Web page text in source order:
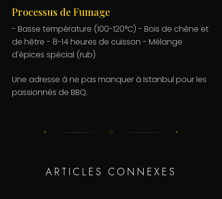
Processus de Fumage
- Basse température (100-120°C) - Bois de chêne et
de hêtre - 8-14 heures de cuisson - Mélange
d'épices spécial (rub)
Une adresse à ne pas manquer à Istanbul pour les
passionnés de BBQ.
ARTICLES CONNEXES